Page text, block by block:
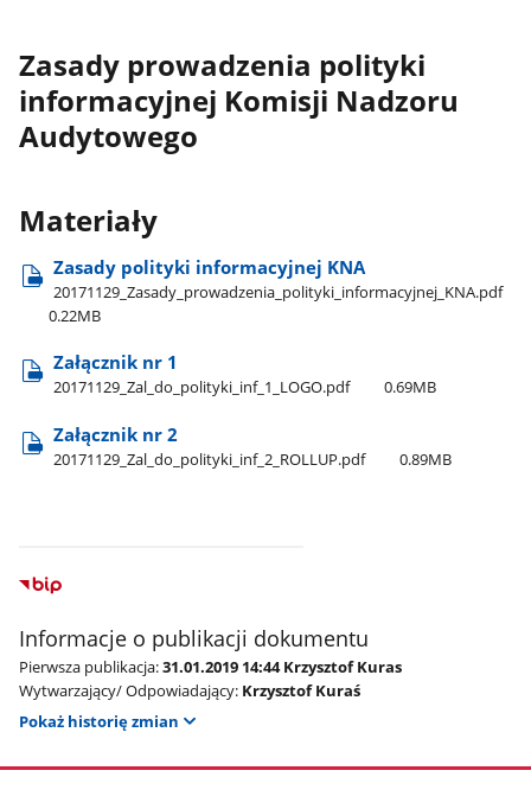
Zasady prowadzenia polityki
informacyjnej Komisji Nadzoru
Audytowego
Materiały
Zasady polityki informacyjnej KNA
20171129​_Zasady​_prowadzenia​_polityki​_informacyjnej​_KNA.pdf
0.22MB
Załącznik nr 1
20171129​_Zal​_do​_polityki​_inf​_1​_LOGO.pdf 0.69MB
Załącznik nr 2
20171129​_Zal​_do​_polityki​_inf​_2​_ROLLUP.pdf 0.89MB
Informacje o publikacji dokumentu
Pierwsza publikacja:31.01.2019 14:44 Krzysztof Kuras
Wytwarzający/ Odpowiadający: Krzysztof Kuraś
Pokaż historię zmian